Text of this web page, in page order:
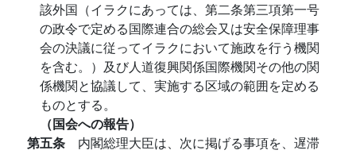
該外国（イラクにあっては、第二条第三項第一号
の政令で定める国際連合の総会又は安全保障理事
会の決議に従ってイラクにおいて施政を行う機関
を含む。）及び人道復興関係国際機関その他の関
係機関と協議して、実施する区域の範囲を定める
ものとする。
（国会への報告）
第五条 内閣総理大臣は、次に掲げる事項を、遅滞